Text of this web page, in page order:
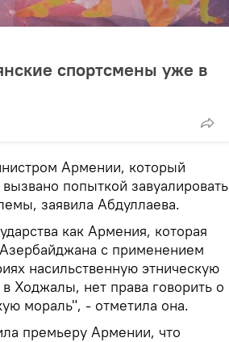
спортсмены уже в
Армении, который
попыткой завуалировать
заявила Абдуллаева.
как Армения, которая
с применением
насильственную этническую
Ходжалы, нет права говорить о
мораль", - отметила она.
премьеру Армении, что